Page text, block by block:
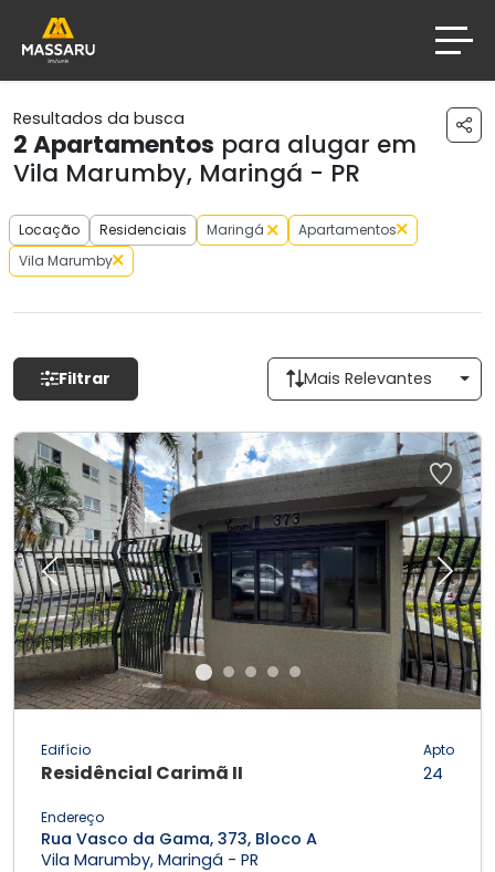
Resultados da busca
2Apartamentos para alugar em
Vila Marumby, Maringá - PR
Locação Residenciais Maringá
Apartamentos
Vila Marumby
Filtrar Mais Relevantes
Previous Next
Edifício
Residêncial Carimã II
Apto
24
Endereço
Rua Vasco da Gama, 373, Bloco A
Vila Marumby, Maringá - PR